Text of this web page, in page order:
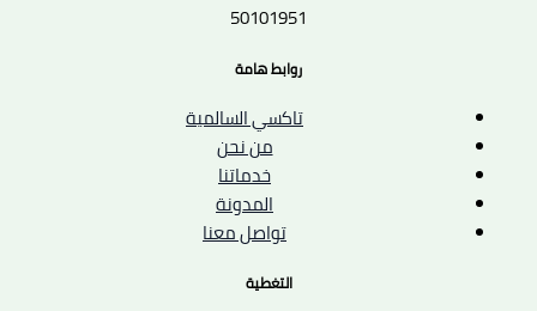
50101951
روابط هامة
تاكسي السالمية
من نحن
خدماتنا
المدونة
تواصل معنا
التغطية